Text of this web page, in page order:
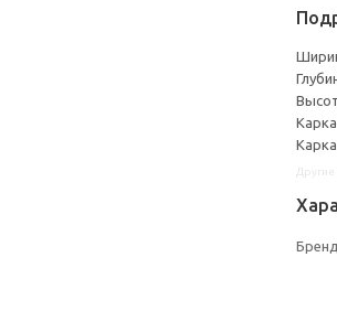
Бренд